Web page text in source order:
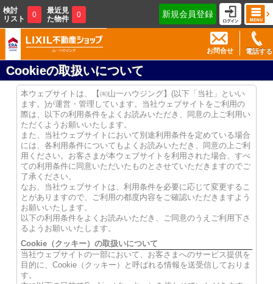
検討
リスト
0
最近見
た物件
0 新規会員登録
電話する
お問合せ
Cookieの取扱いについて
本ウェブサイトは、【㈲山一ハウジング】(以下「当社」といい
ます。)が運営・管理しています。当社ウェブサイトをご利用の
際は、以下の利用条件をよくお読みいただき、同意の上ご利用い
ただくようお願いいたします。
また、当社ウェブサイトにおいて別途利用条件を定めている場合
には、各利用条件についてもよくお読みいただき、同意の上ご利
用ください。お客さまが本ウェブサイトを利用された場合、すべ
ての利用条件に同意いただいたものとさせていただきますのでご
了承ください。
なお、当社ウェブサイトは、利用条件を必要に応じて変更するこ
とがありますので、ご利用の都度内容をご確認いただきますよう
お願いいたします。
以下の利用条件をよくお読みいただき、ご同意のうえご利用下さ
るようお願いいたします。
Cookie（クッキー）の取扱いについて
当社ウェブサイトの一部において、お客さまへのサービス提供を
目的に、Cookie（クッキー）と呼ばれる情報を送受信しておりま
す。